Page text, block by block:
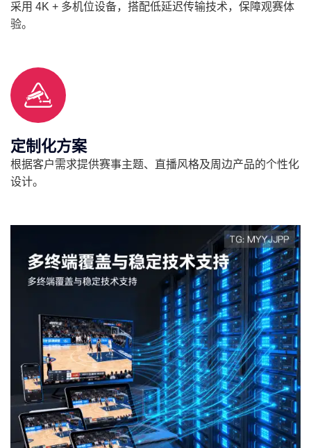
采用 4K + 多机位设备，搭配低延迟传输技术，保障观赛体
验。
定制化方案
根据客户需求提供赛事主题、直播风格及周边产品的个性化
设计。